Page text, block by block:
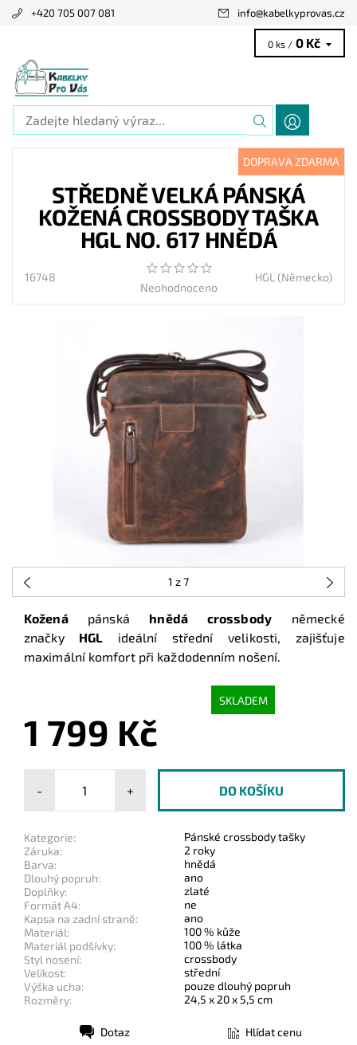
+420 705 007 081 info@kabelkyprovas.cz
0 ks / 0 Kč
DOPRAVA ZDARMA
STŘEDNĚ VELKÁ PÁNSKÁ
KOŽENÁ CROSSBODY TAŠKA
HGL NO. 617 HNĚDÁ
16748
Neohodnoceno
HGL (Německo)
1 z 7
Koženápánská hnědá crossbodyněmecké
značky HGLideální střední velikosti, zajišťuje
maximální komfort při každodenním nošení.
SKLADEM
1 799 Kč
- +
Kategorie:
Pánské crossbody tašky
Záruka:
2 roky
Barva:
hnědá
Dlouhý popruh:
ano
Doplňky:
zlaté
Formát A4:
ne
Kapsa na zadní straně:
ano
Materiál:
100 % kůže
Materiál podšívky:
100 % látka
Styl nosení:
crossbody
Velikost:
střední
Výška ucha:
pouze dlouhý popruh
Rozměry:
24,5 x 20 x 5,5 cm
Dotaz Hlídat cenu